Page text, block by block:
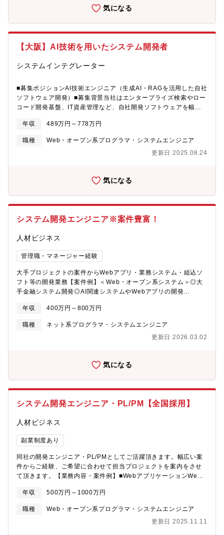
準備、計画作成/進捗／運用管理、打合せ、報告書作成、展開後の
ケーションをとりながら仕事がしたい方・責任感を持って、柔軟
部門】部門：名古屋センター（正社員：93名 契約社員：145
ク、コールセンター、バックオフィス業務など、様々な種類のサ
や、バックオフィス業務のAIOCR 活用によるエントリーサービス
強化に取り組む。【歓迎要件】■ヘルプデスクでのチームリーダー
経験■カスタマーサービスでのチームリーダー経験■サーバー導入
プロジェクトマネジメント経験■ベンダーコントロール経験■営業
管理した経験
気になる
【大阪】AI技術を用いたシステム開発者
システムインテグレーター
■募集ポジションAI技術エンジニア（生成AI・RAGを活用した自社
ソフトウェア開発）■募集背景当社はエンタープライズ検索やロー
コード開発基盤、IT資産管理など、自社開発ソフトウェアを幅広
技術革新が急速に進んでおり、当社製品にも積極的に導入を進め
ています。今回は、既存パッケージの強化や新ソフトウェアの設
計・開発を担っていただけるエンジニアを募集します。将来的に
は新機能や新製品の企画・立ち上げなど、より上流の工程にも携
OSSを含む最新技術の調査・検証および製品への実装新機能・新
ソフトウェアを通じて顧客の課題解決に貢献すること。単なる技
ける役割を担っていただきます。■配属先組織自社ソフトウェア開
守を含め一貫して担当している組織であり、幅広い知識とスキル
を身につけることができます。■ポジションの魅力最新AI技術の実
用化：生成AI・RAGなどの先端技術を用い、新しい価値を持つ製
品を世に出せます。幅広いスキル習得：調査・設計から開発・保
守まで一貫して経験できる環境。自社プロダクト開発：
QuickSolution、楽々Framework、MCoreなど、多彩なパッケー
ての信頼性と安定性のもと、新しい挑戦ができます。■代表的な製
検索できるエンタープライズサーチ。ChatGPT連携オプションも
展開中。楽々Framework：純国産のローコード開発基盤。誰でも
他、電子承認システムや文書管理システムなど、幅広い自社開発
年収 489万円～778万円
職種
Web・オープン系プログラマ・システムエンジニア
更新日 2025.08.24
気になる
システム開発エンジニア※案件豊富！
人材ビジネス
管理職・マネージャー経験
大手プロジェクトの案件からWebアプリ・業務システム・組込ソ
フト等の開発業務【案件例】＜Web・オープン系システム＞◎大
手金融システム開発◎AI関連システムやWebアプリの開発
ト、ポータルサイトの開発〈業務系システム〉◎顧客管理システ
ム開発◎医療・福祉系システム開発◎顧客向けシステム開発・運
用・保守＜組込制御ソフトウェア開発＞◎車載系制御システム開
年収 400万円～800万円
職種
ネット系プログラマ・システムエンジニア
更新日 2026.03.02
気になる
システム開発エンジニア・PL/PM【全国採用】
人材ビジネス
副業制度あり
同社の開発エンジニア・PL/PMとしてご活躍頂きます。幅広い案
件からご経験、ご希望に合わせて担当プロジェクトを案内をさせ
て頂きます。【業務内容・案件例】■WebアプリケーションWeb
イアントアプリケーションの開発、コーポレートサイト構築等ス
マホアプリ開発（iOS・Android）■ビジネスアプリケーション企
業情報可視化対応のERP、製造業・小売業の業務効率をサポート
するSCM、購買・製造等、連携部署間の情報伝達を最適化する
年収 500万円～1000万円
職種
Web・オープン系プログラマ・システムエンジニア
更新日 2025.11.11